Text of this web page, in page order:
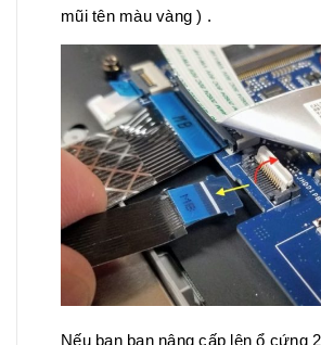
mũi tên màu vàng ) .
Nếu bạn bạn nâng cấp lên ổ cứng